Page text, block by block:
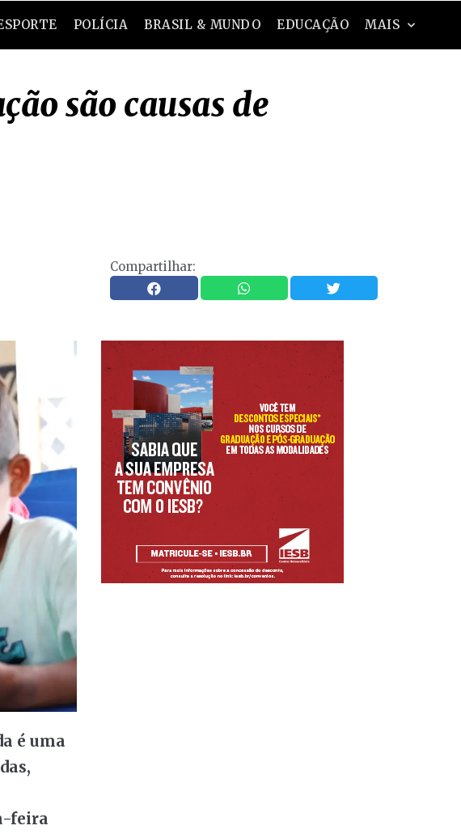
POLÍCIA BRASIL & MUNDO EDUCAÇÃO MAIS
são causas de
Compartilhar:
é uma
feira